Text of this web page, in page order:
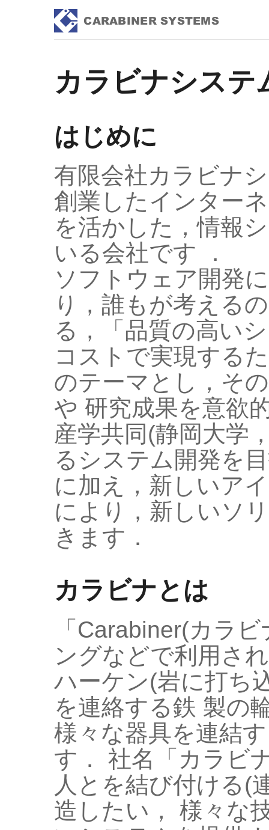
カラビナシステ
はじめに
有限会社カラビナ
創業したインター
を活かした，情報
いる会社です ．
ソフトウェア開発
り，誰もが考える
る，「品質の高い
コストで実現する
のテーマとし，そ
や 研究成果を意欲
産学共同(静岡大学
るシステム開発を
に加え，新しいア
により，新しいソ
きます．
カラビナとは
「Carabiner(カラ
ングなどで利用さ
ハーケン(岩に打ち
を連絡する鉄 製の
様々な器具を連結
す． 社名「カラビ
人とを結び付ける(
造したい， 様々な